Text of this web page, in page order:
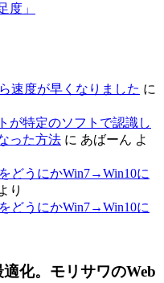
度」
速度が早くなりました に
が特定のソフトで認識し
った方法 に あばーん よ
どうにかWin7→Win10に
り
どうにかWin7→Win10に
化。モリサワのWeb